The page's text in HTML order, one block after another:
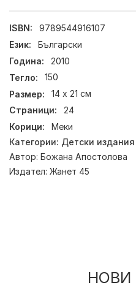
ISBN:
9789544916107
Език:
Български
Година:
2010
Тегло:
150
Размер:
14 х 21 см
Страници:
24
Корици:
Меки
Категории: Детски издания
Автор: Божана Апостолова
Издател: Жанет 45
НОВИ